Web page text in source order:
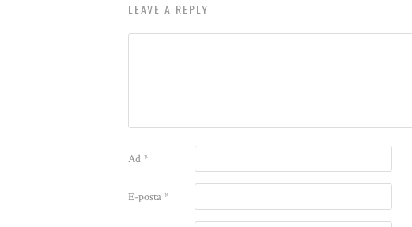
LEAVE A REPLY
Ad*
E-posta*